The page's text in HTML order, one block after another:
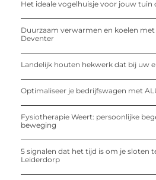
Het ideale vogelhuisje voor jouw tuin
Duurzaam verwarmen en koelen
Deventer
Landelijk houten hekwerk dat bij uw
Optimaliseer je bedrijfswagen met
Fysiotherapie Weert: persoonlijke
beweging
5 signalen dat het tijd is om je sloten
Leiderdorp